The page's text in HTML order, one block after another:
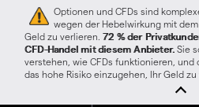
Optionen und CFDs sind
wegen der Hebelwirkung mit
Geld zu verlieren. 72 % der
CFD-Handel mit diesem Anbieter. Sie
verstehen, wie CFDs funktionieren, und
das hohe Risiko einzugehen, Ihr Geld zu